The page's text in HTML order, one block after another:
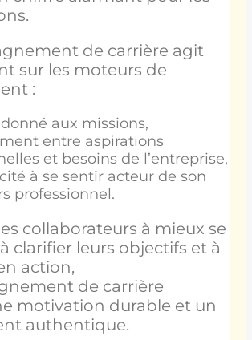
de carrière agit
sur les moteurs de
:
aux missions,
entre aspirations
et besoins de l’entreprise,
à se sentir acteur de son
professionnel.
collaborateurs à mieux se
clarifier leurs objectifs et à
action,
de carrière
motivation durable et un
authentique.